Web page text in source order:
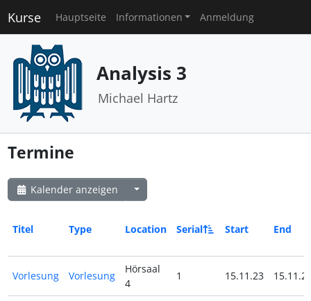
Kurse Hauptseite Informationen Anmeldung
Analysis 3
Michael Hartz
Termine
Kalender anzeigen
Titel Type Location Serial Start End
Vorlesung Vorlesung
Hörsaal
4
1 15.11.23